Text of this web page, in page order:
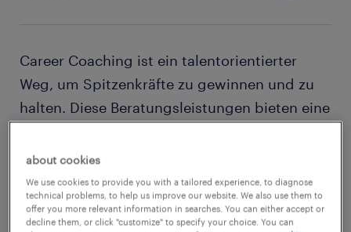
Career Coaching ist ein talentorientierter
Weg, um Spitzenkräfte zu gewinnen und zu
halten. Diese Beratungsleistungen bieten eine
um das Wohlbefinden der Mitarbeitenden am
Arbeitsplatz zu fördern. Coaching kann
Mitarbeitenden dabei helfen, Chancen zu
erkennen, ihre Fähigkeiten zu bewerten,
about cookies
We use cookies to provide you with a tailored experience, to diagnose
technical problems, to help us improve our website. We also use them to
offer you more relevant information in searches. You can either accept or
decline them, or click "customize" to specify your choice. You can